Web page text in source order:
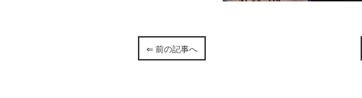
⇐ 前の記事へ